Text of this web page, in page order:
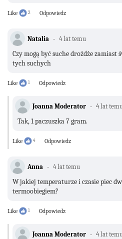
Like 2 Odpowiedz
Natalia 4 lat temu
Czy mogą być suche drożdże
tych suchych
Like 1 Odpowiedz
Joanna Moderator 4 lat
Tak, 1 paczuszka 7 gram.
Like 4 Odpowiedz
Anna 4 lat temu
W jakiej temperaturze i czasie piec
termoobiegiem?
Like 1 Odpowiedz
Joanna Moderator 4 lat